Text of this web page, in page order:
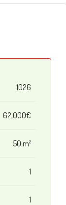
1026
62,000€
50 m²
1
1